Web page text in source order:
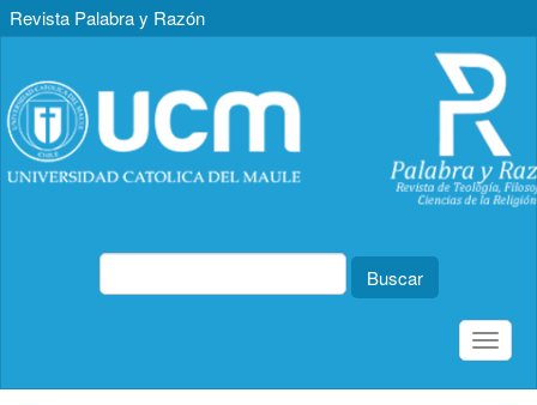
Revista Palabra y Razón
Contenido
principal
Barra
lateral
Buscar
Toggle